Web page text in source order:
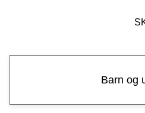
ø
s
k
Barn og